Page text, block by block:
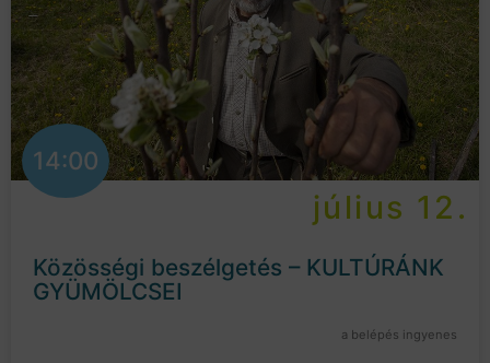
14:00
július 12.
Közösségi beszélgetés – KULTÚRÁNK
GYÜMÖLCSEI
a belépés ingyenes